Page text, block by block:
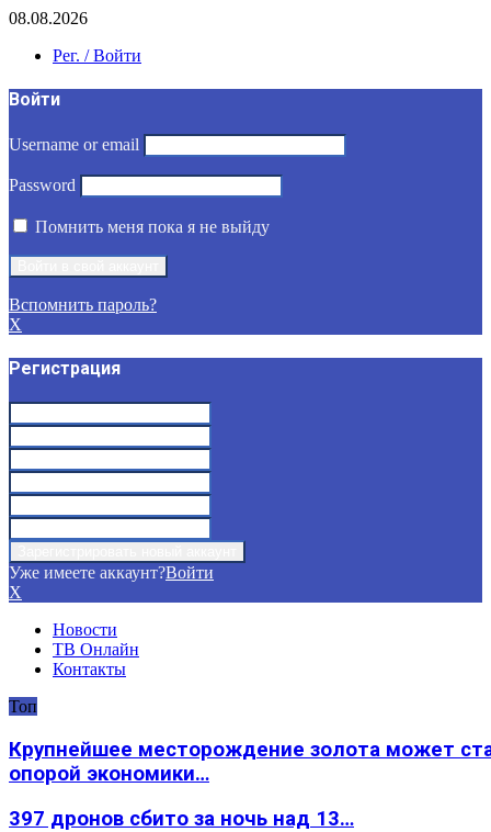
08.08.2026
Рег. / Войти
Войти
Username or email
Password
Помнить меня пока я не выйду
Вспомнить пароль?
X
Регистрация
Уже имеете аккаунт?Войти
X
Новости
ТВ Онлайн
Контакты
Топ
Крупнейшее месторождение золота может
опорой экономики…
397 дронов сбито за ночь над 13…